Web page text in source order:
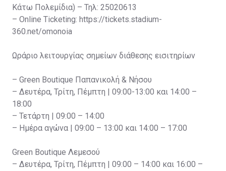
Κάτω Πολεμίδια) – Τηλ: 25020613
– Online Ticketing: https://tickets.stadium-
360.net/omonoia
Ωράριο λειτουργίας σημείων διάθεσης εισιτηρίων
– Green Boutique Παπανικολή & Νήσου
– Δευτέρα, Τρίτη, Πέμπτη | 09:00-13:00 και 14:00 –
18:00
– Τετάρτη | 09:00 – 14:00
– Ημέρα αγώνα | 09:00 – 13:00 και 14:00 – 17:00
Green Boutique Λεμεσού
– Δευτέρα, Τρίτη, Πέμπτη | 09:00 – 14:00 και 16:00 –